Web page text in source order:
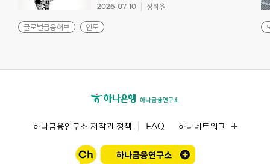
글로벌금융허브 인도
2026-07-10 장혜원
하나금융연구소 저작권 정책 FAQ 하나네트워크